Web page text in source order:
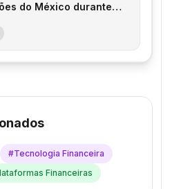
do México durante
#Tecnologia Financeira
Financeiras